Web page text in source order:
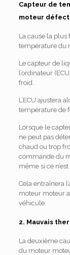
Capteur de
moteur
La cause la
température du
Le capteur de
l’ordinateur
froid.
L’ECU ajustera
température de
Lorsque le
ne peut pas
chaud ou trop
commande du
même si ce
Cela entraînera
moteur moteur
véhicule.
2. Mauvais
La deuxième
du moteur